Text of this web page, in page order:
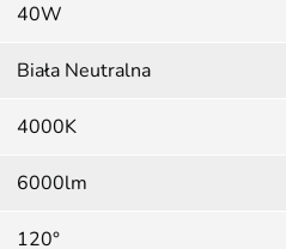
40W
Biała Neutralna
4000K
6000lm
120°